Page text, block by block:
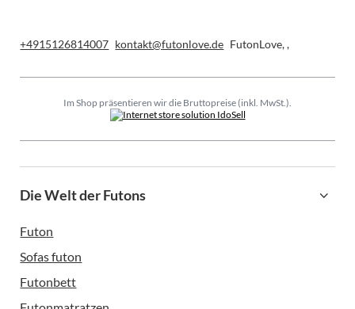
+4915126814007 kontakt@futonlove.de FutonLove,,
Im Shop präsentieren wir die Bruttopreise (inkl. MwSt.).
Die Welt der Futons
Futon
Sofas futon
Futonbett